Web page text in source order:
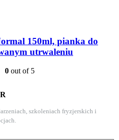
150ml, pianka do
utrwaleniu
0out of 5
szkoleniach fryzjerskich i